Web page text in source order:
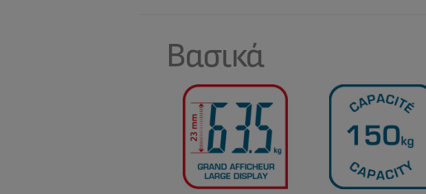
Βασικά